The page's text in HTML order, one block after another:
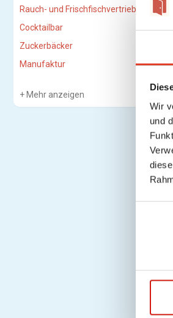
Wir
und
Rauch- und Frischfischvertriebs-GmbH
Cocktailbar
Zuckerbäcker
Manufaktur
Mehr anzeigen